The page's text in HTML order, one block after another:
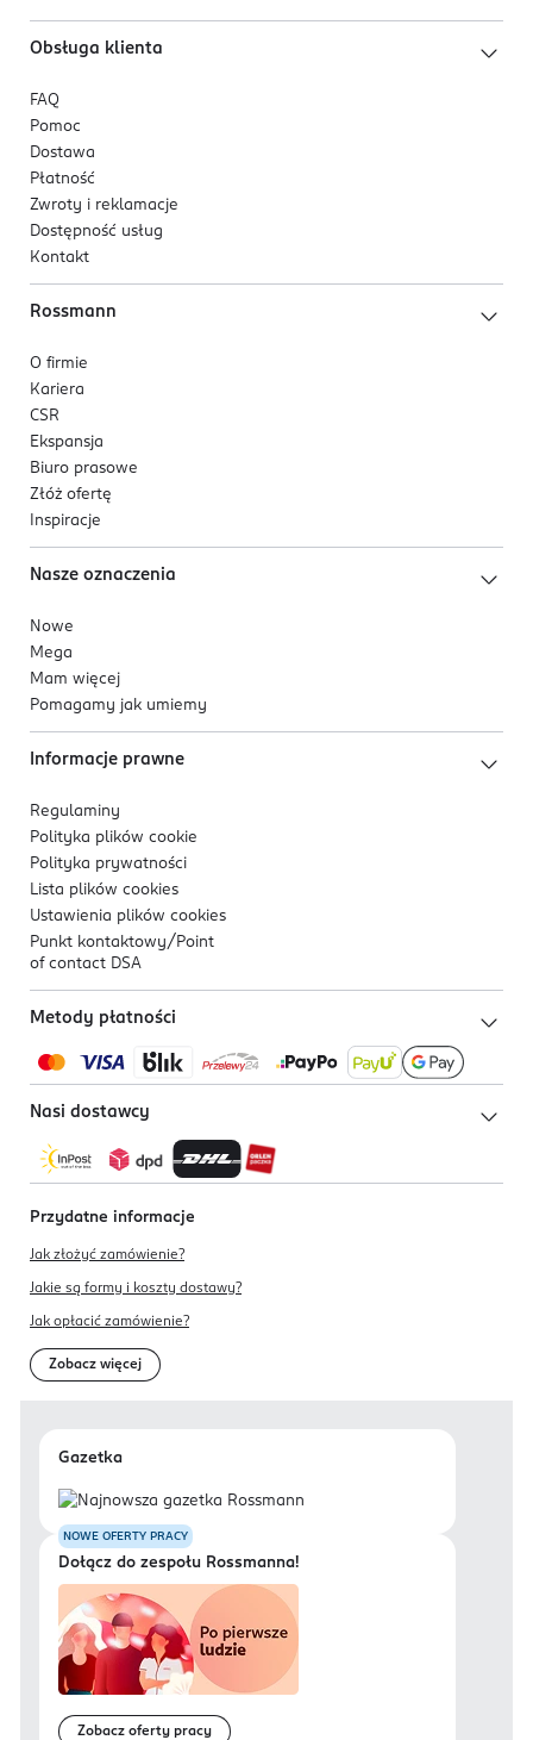
Obsługa klienta
FAQ
Pomoc
Dostawa
Płatność
Zwroty i reklamacje
Dostępność usług
Kontakt
Rossmann
O firmie
Kariera
CSR
Ekspansja
Biuro prasowe
Złóż ofertę
Inspiracje
Nasze oznaczenia
Nowe
Mega
Mam więcej
Pomagamy jak umiemy
Informacje prawne
Regulaminy
Polityka plików cookie
Polityka prywatności
Lista plików cookies
Ustawienia plików cookies
Punkt kontaktowy/ Point
of contact DSA
Metody płatności
Nasi dostawcy
Przydatne informacje
Jak złożyć zamówienie?
Jakie są formy i koszty dostawy?
Jak opłacić zamówienie?
Zobacz więcej
Gazetka
NOWE OFERTY PRACY
Dołącz do zespołu Rossmanna!
Zobacz oferty pracy